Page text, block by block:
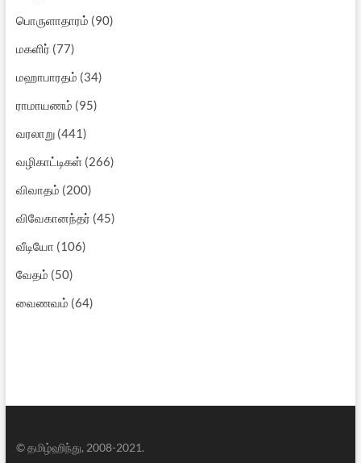
பொருளாதாரம் (90)
மகளிர் (77)
மஹாபாரதம் (34)
ராமாயணம் (95)
வரலாறு(441)
வழிகாட்டிகள்(266)
விவாதம் (200)
விவேகானந்தர் (45)
வீடியோ (106)
வேதம் (50)
வைணவம் (64)
© தமிழ்ஹிந்து, 2008-2021.